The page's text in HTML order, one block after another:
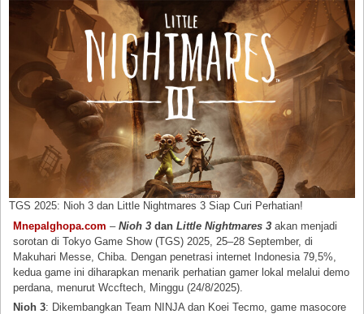
TGS 2025: Nioh 3 dan Little Nightmares 3 Siap Curi Perhatian!
Mnepalghopa.com –Nioh 3 danLittle Nightmares 3 akan menjadi
sorotan di Tokyo Game Show (TGS) 2025, 25–28 September, di
Makuhari Messe, Chiba. Dengan penetrasi internet Indonesia 79,5%,
kedua game ini diharapkan menarik perhatian gamer lokal melalui demo
perdana, menurut Wccftech, Minggu (24/8/2025).
Nioh 3: Dikembangkan Team NINJA dan Koei Tecmo, game masocore